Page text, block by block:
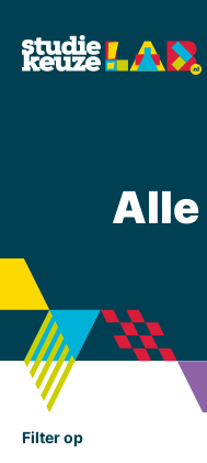
Filter op